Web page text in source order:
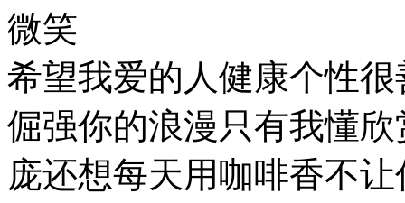
微笑
希望我爱的人健康个性
倔强你的浪漫只有我懂
庞还想每天用咖啡香不